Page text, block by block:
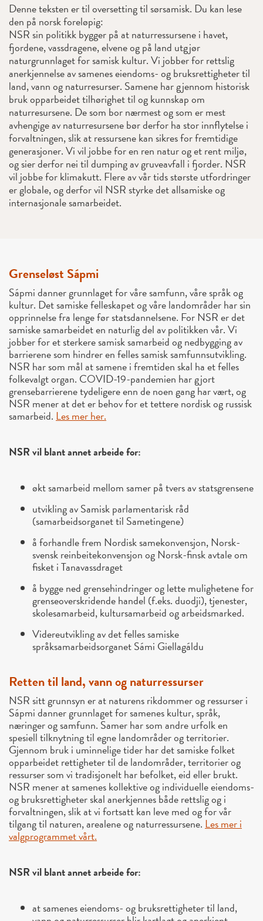
Denne teksten er til oversetting til sørsamisk. Du kan lese
den på norsk foreløpig:
NSR sin politikk bygger på at naturressursene i havet,
fjordene, vassdragene, elvene og på land utgjør
naturgrunnlaget for samisk kultur. Vi jobber for rettslig
anerkjennelse av samenes eiendoms- og bruksrettigheter til
land, vann og naturresurser. Samene har gjennom historisk
bruk opparbeidet tilhørighet til og kunnskap om
naturresursene. De som bor nærmest og som er mest
avhengige av naturresursene bør derfor ha stor innflytelse i
forvaltningen, slik at ressursene kan sikres for fremtidige
generasjoner. Vi vil jobbe for en ren natur og et rent miljø,
og sier derfor nei til dumping av gruveavfall i fjorder. NSR
vil jobbe for klimakutt. Flere av vår tids største utfordringer
er globale, og derfor vil NSR styrke det allsamiske og
internasjonale samarbeidet.
Grenseløst Sápmi
Sápmi danner grunnlaget for våre samfunn, våre språk og
kultur. Det samiske felleskapet og våre landområder har sin
opprinnelse fra lenge før statsdannelsene. For NSR er det
samiske samarbeidet en naturlig del av politikken vår. Vi
jobber for et sterkere samisk samarbeid og nedbygging av
barrierene som hindrer en felles samisk samfunnsutvikling.
NSR har som mål at samene i fremtiden skal ha et felles
folkevalgt organ. COVID-19-pandemien har gjort
grensebarrierene tydeligere enn de noen gang har vært, og
NSR mener at det er behov for et tettere nordisk og russisk
samarbeid. Les mer her.
NSR vil blant annet arbeide for:
økt samarbeid mellom samer på tvers av statsgrensene
utvikling av Samisk parlamentarisk råd
(samarbeidsorganet til Sametingene)
å forhandle frem Nordisk samekonvensjon, Norsk-
svensk reinbeitekonvensjon og Norsk-finsk avtale om
fisket i Tanavassdraget
å bygge ned grensehindringer og lette mulighetene for
grenseoverskridende handel (f.eks. duodji), tjenester,
skolesamarbeid, kultursamarbeid og arbeidsmarked.
Videreutvikling av det felles samiske
språksamarbeidsorganet Sámi Giellagáldu
Retten til land, vann og naturressurser
NSR sitt grunnsyn er at naturens rikdommer og ressurser i
Sápmi danner grunnlaget for samenes kultur, språk,
næringer og samfunn. Samer har som andre urfolk en
spesiell tilknytning til egne landområder og territorier.
Gjennom bruk i uminnelige tider har det samiske folket
opparbeidet rettigheter til de landområder, territorier og
ressurser som vi tradisjonelt har befolket, eid eller brukt.
NSR mener at samenes kollektive og individuelle eiendoms-
og bruksrettigheter skal anerkjennes både rettslig og i
forvaltningen, slik at vi fortsatt kan leve med og for vår
tilgang til naturen, arealene og naturressursene. Les mer i
valgprogrammet vårt.
NSR vil blant annet arbeide for:
at samenes eiendoms- og bruksrettigheter til land,